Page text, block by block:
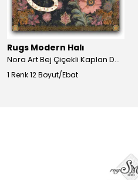
Rugs Modern Halı
Nora Art Bej Çiçekli Kaplan Desenli Dokuma Taban Dekoratif Salon Halısı 61
1 Renk 12 Boyut/Ebat